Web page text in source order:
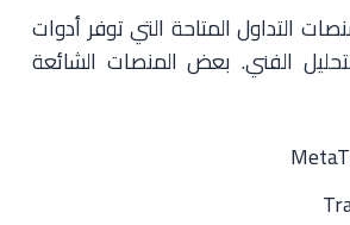
التداول المتاحة التي توفر أدوات
الفني. بعض المنصات الشائعة